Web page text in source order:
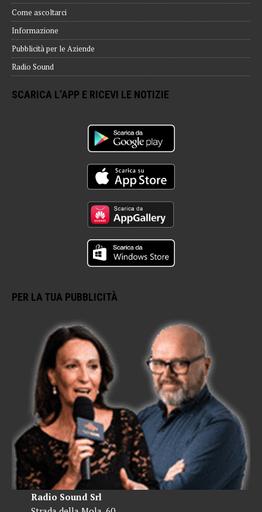
Come ascoltarci
Informazione
Pubblicità per le Aziende
Radio Sound
SCARICA L’APP E RICEVI LE NOTIZIE
PER LA TUA PUBBLICITÀ
Radio Sound Srl